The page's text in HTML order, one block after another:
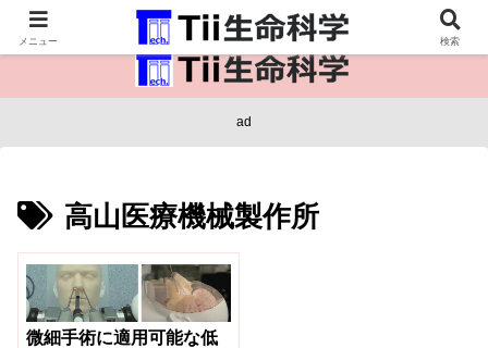
医療保健・生命・生物の情報インフラ。
ad
高山医療機械製作所
微細手術に適用可能な低
メニュー 検索